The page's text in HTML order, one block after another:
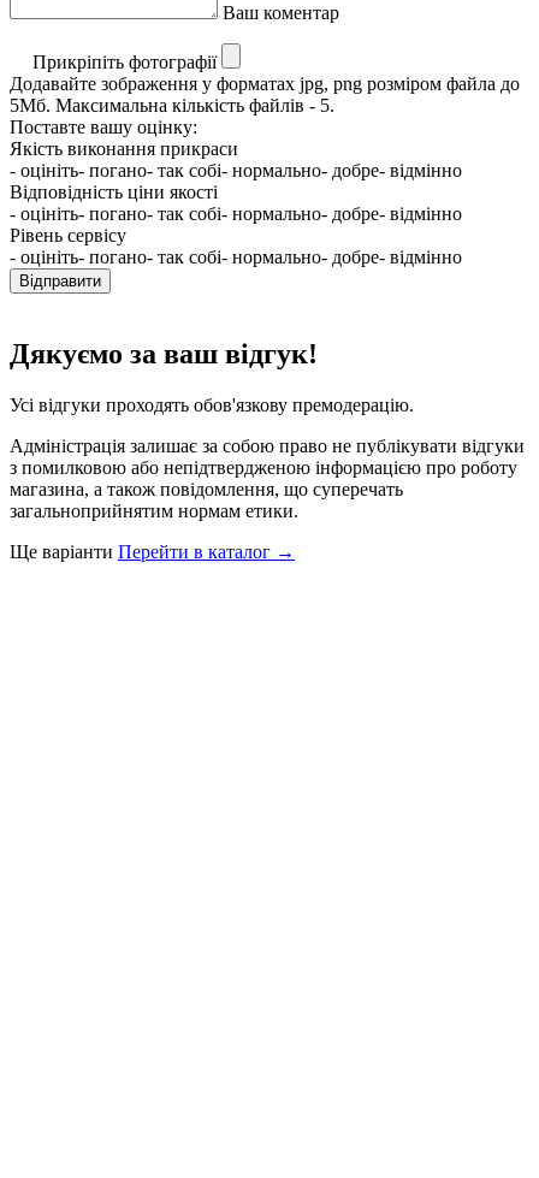
Ваш коментар
Прикріпіть фотографії
Додавайте зображення у форматах jpg, png розміром файла до
5Мб. Максимальна кількість файлів - 5.
Поставте вашу оцінку:
Якість виконання прикраси
- оцініть- погано- так собі- нормально- добре- відмінно
Відповідність ціни якості
- оцініть- погано- так собі- нормально- добре- відмінно
Рівень сервісу
- оцініть- погано- так собі- нормально- добре- відмінно
Відправити
Дякуємо за ваш відгук!
Усі відгуки проходять обов'язкову премодерацію.
Адміністрація залишає за собою право не публікувати відгуки
з помилковою або непідтвердженою інформацією про роботу
магазина, а також повідомлення, що суперечать
загальноприйнятим нормам етики.
Ще варіанти Перейти в каталог →